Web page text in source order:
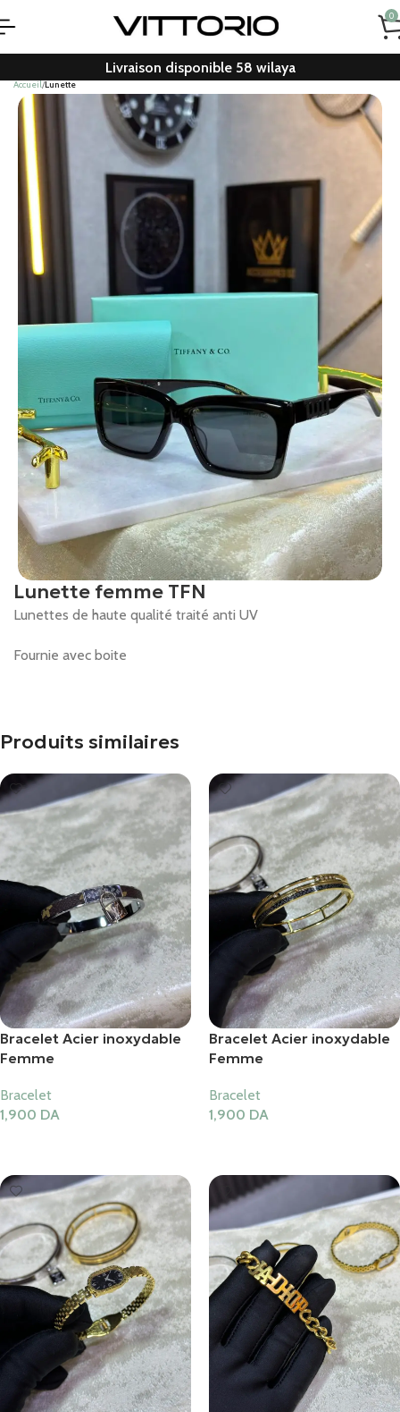
0
Livraison disponible 58 wilaya
Accueil Lunette
Lunette femme TFN
Lunettes de haute qualité traité anti UV
Fournie avec boite
Produits similaires
Bracelet Acier inoxydable
Femme
Bracelet
1,900 DA
Bracelet Acier inoxydable
Femme
Bracelet
1,900 DA